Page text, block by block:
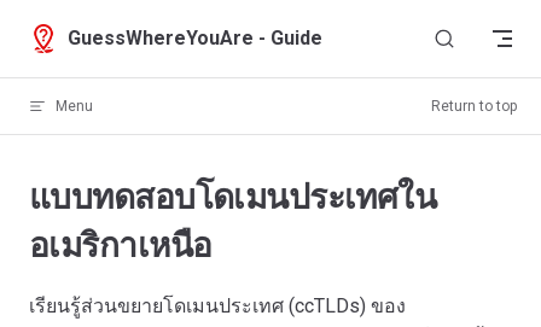
Skip to content
GuessWhereYouAre - Guide
Menu Return to top
แบบทดสอบโดเมนประเทศใน
อเมริกาเหนือ
เรียนรู้ส่วนขยายโดเมนประเทศ (ccTLDs) ของ